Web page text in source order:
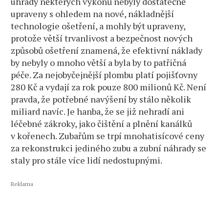
upraveny s ohledem na nové, nákladnější
technologie ošetření, a mohly být upraveny,
protože větší trvanlivost a bezpečnost nových
způsobů ošetření znamená, že efektivní náklady
by nebyly o mnoho větší a byla by to patřičná
péče. Za nejobyčejnější plombu platí pojišťovny
280 Kč a vydají za rok pouze 800 milionů Kč. Není
pravda, že potřebné navýšení by stálo několik
miliard navíc. Je hanba, že se již nehradí ani
léčebné zákroky, jako čištění a plnění kanálků
v kořenech. Zubařům se trpí mnohatisícové ceny
za rekonstrukci jediného zubu a zubní náhrady se
staly pro stále více lidí nedostupnými.
Reklama